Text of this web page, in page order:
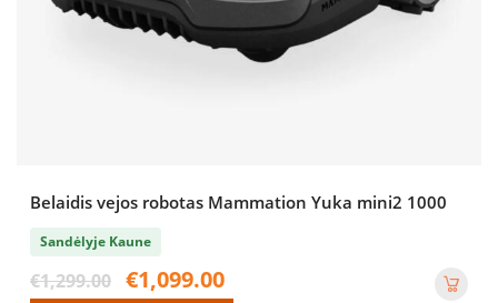
Belaidis vejos robotas Mammation Yuka mini2 1000
Sandėlyje Kaune
€1,299.00
Original
price
€1,099.00